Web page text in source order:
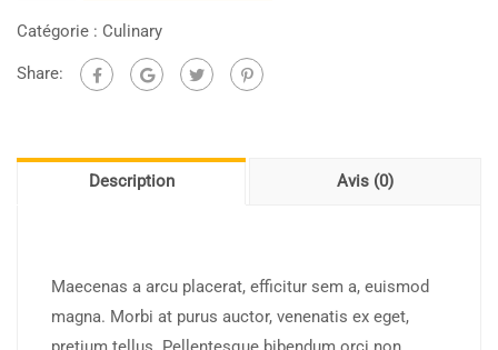
Catégorie : Culinary
Share:
Description Avis (0)
Maecenas a arcu placerat, efficitur sem a, euismod
magna. Morbi at purus auctor, venenatis ex eget,